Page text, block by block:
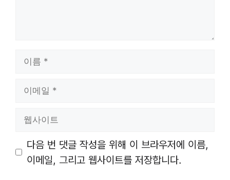
트
다음 번 댓글 작성을 위해 이 브라우저에 이름,
이메일, 그리고 웹사이트를 저장합니다.